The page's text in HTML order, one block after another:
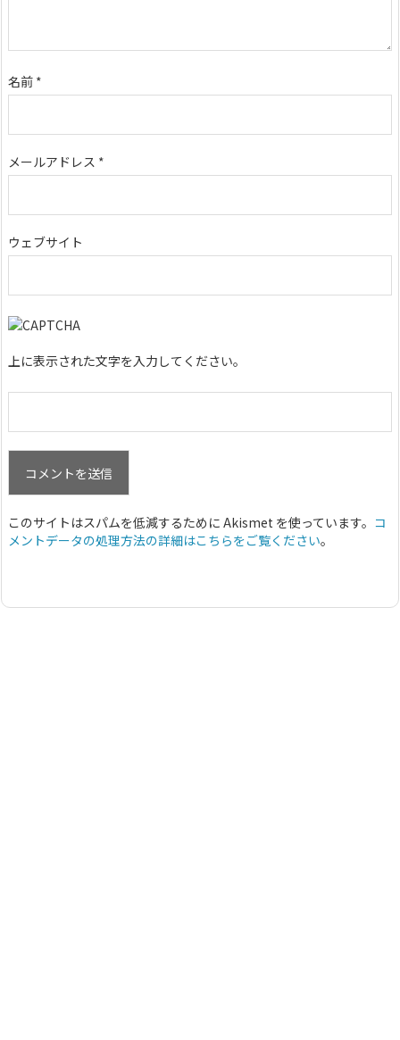
名前 *
メールアドレス *
ウェブサイト
上に表示された文字を入力してください。
このサイトはスパムを低減するために Akismet を使っています。 コ
メントデータの処理方法の詳細はこちらをご覧ください。